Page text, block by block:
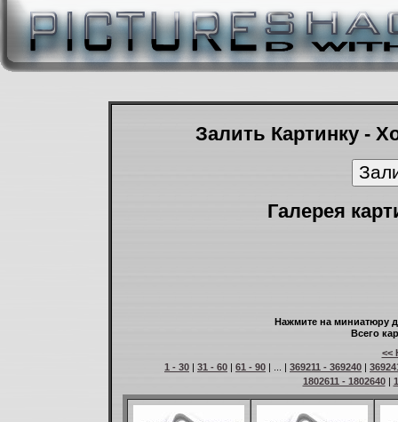
Залить Картинку -
Галерея
Нажмите на миниатюру
Всего
<<
1 - 30 | 31 - 60 | 61 - 90 | ... | 369211 - 369240 |
1802611 - 1802640|